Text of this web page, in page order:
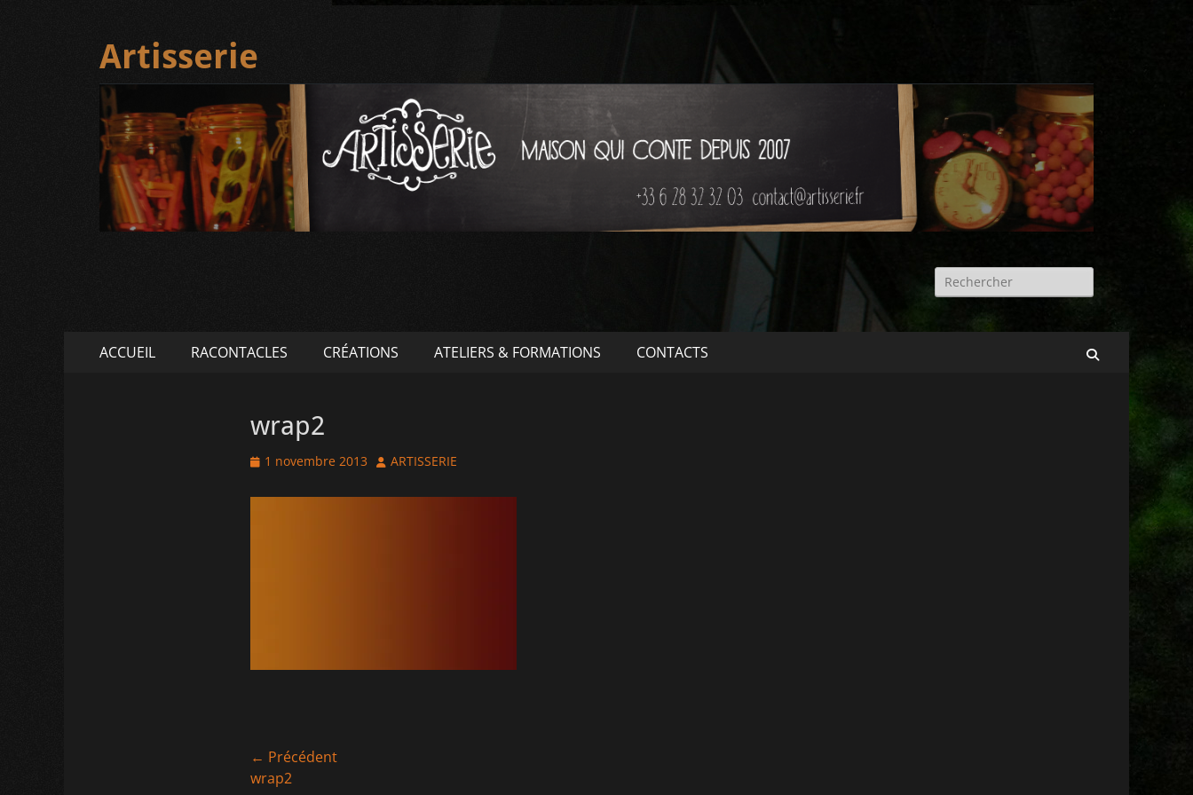
Artisserie
Rechercher :
Menu
ACCUEIL RACONTACLES CRÉATIONS ATELIERS & FORMATIONS CONTACTS
wrap2
Posted
1 novembre 2013 Author
ARTISSERIE
Navigation
← Précédent
Article
wrap2